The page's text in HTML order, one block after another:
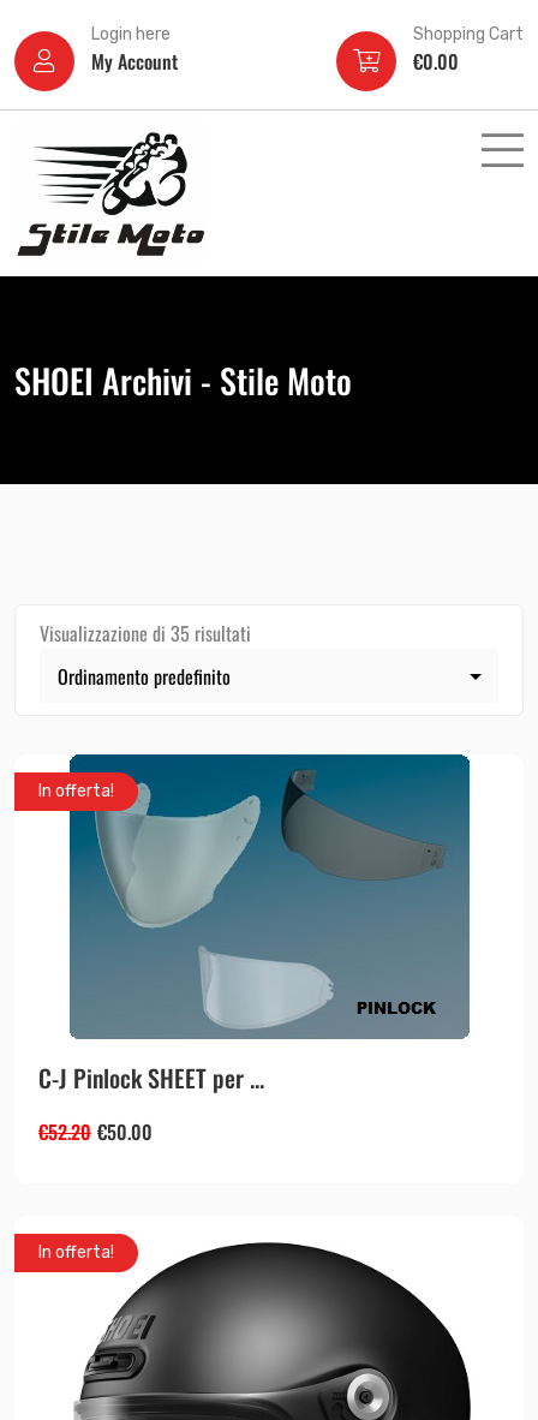
Login here
My Account
Shopping Cart
€0.00
SHOEI Archivi - Stile Moto
Visualizzazione di 35 risultati
In offerta!
C-J Pinlock SHEET per ...
€52.20 €50.00
In offerta!